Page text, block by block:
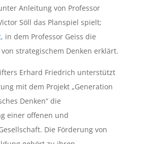
Anleitung von Professor
Söll das Planspiel spielt;
, in dem Professor Geiss die
strategischem Denken erklärt.
Erhard Friedrich unterstützt
mit dem Projekt „Generation
Denken“ die
einer offenen und
Die Förderung von